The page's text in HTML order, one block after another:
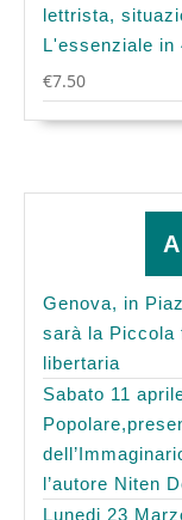
lettrista,
L'essenziale in
€7.50
Genova, in
sarà la Piccola
libertaria
Sabato 11
l’autore Niten
Lunedi 23